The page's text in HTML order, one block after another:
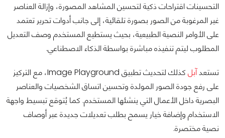
التحسينات اقتراحات ذكية لتحسين المشاهد المصورة، وإزالة العناصر
غير المرغوبة من الصور بصورة تلقائية، إلى جانب أدوات تحرير تعتمد
على الأوامر النصية الطبيعية، بحيث يستطيع المستخدم وصف التعديل
المطلوب ليتم تنفيذه مباشرة بواسطة الذكاء الاصطناعي.
تستعدآبل
كذلك لتحديث تطبيق Image Playground، مع التركيز
على رفع جودة الصور المولدة وتحسين اتساق الشخصيات والعناصر
البصرية داخل الأعمال التي ينشئها المستخدم. كما يُتوقع تبسيط واجهة
الاستخدام وإضافة خيار يسمح بطلب تعديلات جديدة عبر أوصاف
نصية مختصرة.